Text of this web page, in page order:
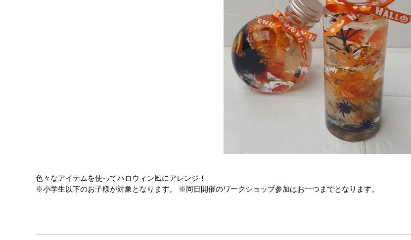
色々なアイテムを使ってハロウィン風にアレンジ！
※小学生以下のお子様が対象となります。 ※同日開催のワークショップ参加はお一つまでとなります。